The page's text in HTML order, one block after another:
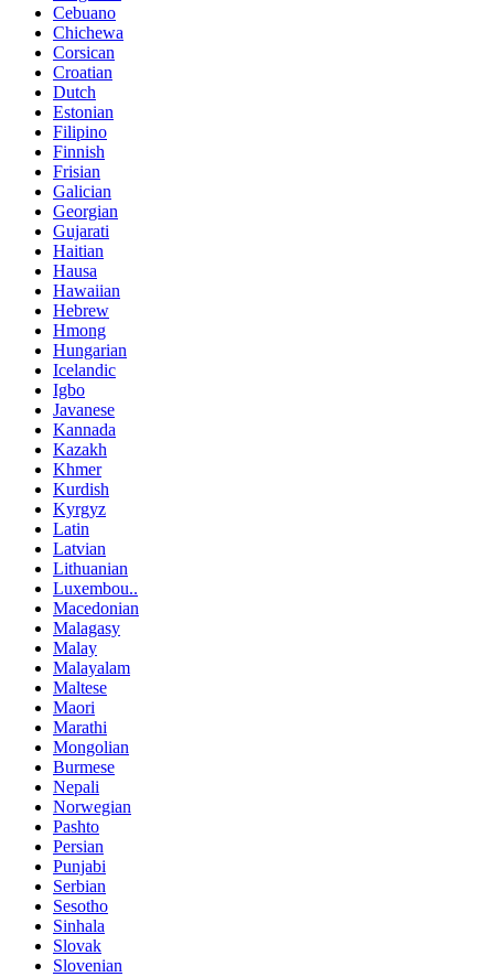
Cebuano
Chichewa
Corsican
Croatian
Dutch
Estonian
Filipino
Finnish
Frisian
Galician
Georgian
Gujarati
Haitian
Hausa
Hawaiian
Hebrew
Hmong
Hungarian
Icelandic
Igbo
Javanese
Kannada
Kazakh
Khmer
Kurdish
Kyrgyz
Latin
Latvian
Lithuanian
Luxembou..
Macedonian
Malagasy
Malay
Malayalam
Maltese
Maori
Marathi
Mongolian
Burmese
Nepali
Norwegian
Pashto
Persian
Punjabi
Serbian
Sesotho
Sinhala
Slovak
Slovenian